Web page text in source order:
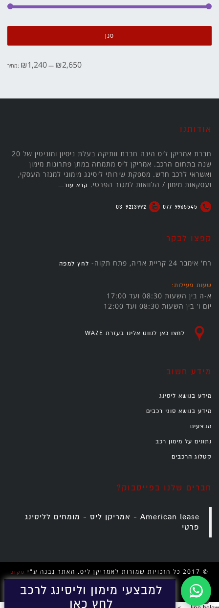
סנן
מחיר: ₪1,240 — ₪2,650
אודותנו
חברת אמריקן ליס הינה חברת וותיקה בעלת ניסיון ומוניטין של 20
שנה בתחום הרכב. אמריקן ליס מתמחה במתן פתרונות מימון
ואשראי לרכב חדש. מספקת שירותי ליסינג מימוני למגזר העסקי,
ועסקאות מימון / הלוואות למגזר הפרטי. קרא עוד...
קפצו לבקר
רח' אימבר 24 קריית אריה, פתח תקוה- לחץ למפה
שעות פעילות:
א-ה בין השעות 08:30 ועד 17:00
יום ו' בין השעות 08:30 ועד 12:00
לחצו כאן לנווט אלינו בעזרת WAZE
מידע חשוב
מידע בנושא ליסינג
מידע בנושא סוגי רכבים
מבצעים
נתונים על מימון רכב
קטלוג הרכבים
חברים שלנו בפייסבוק?
‎American lease - אמריקן ליס - מומחים לליסינג
פרטי‎
© 2017 כל הזכויות שמורות לאמריקן ליס. האתר נבנה ע"י סקופ
אתרים.
גלילהלמבצעי מימון וליסינג לרכב
לחץ כאן